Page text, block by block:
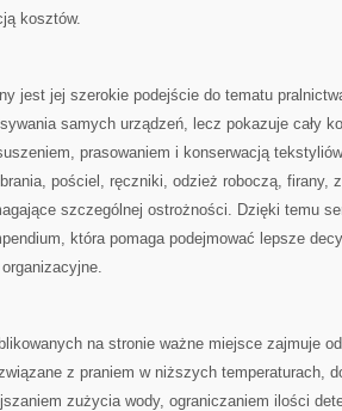
kosztów.
jest jej szerokie podejście do tematu
samych urządzeń, lecz pokazuje cały
prasowaniem i konserwacją
pościel, ręczniki, odzież roboczą, firany,
szczególnej ostrożności. Dzięki temu
która pomaga podejmować lepsze
na stronie ważne miejsce zajmuje
z praniem w niższych temperaturach,
zużycia wody, ograniczaniem ilości